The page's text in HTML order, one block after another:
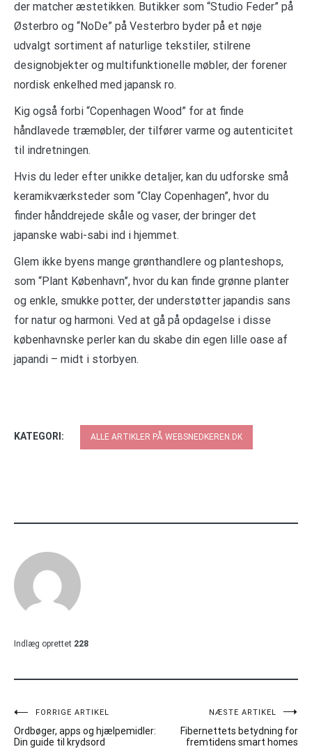
der matcher æstetikken. Butikker som “Studio Feder” på
Østerbro og “NoDe” på Vesterbro byder på et nøje
udvalgt sortiment af naturlige tekstiler, stilrene
designobjekter og multifunktionelle møbler, der forener
nordisk enkelhed med japansk ro.
Kig også forbi “Copenhagen Wood” for at finde
håndlavede træmøbler, der tilfører varme og autenticitet
til indretningen.
Hvis du leder efter unikke detaljer, kan du udforske små
keramikværksteder som “Clay Copenhagen”, hvor du
finder hånddrejede skåle og vaser, der bringer det
japanske wabi-sabi ind i hjemmet.
Glem ikke byens mange grønthandlere og planteshops,
som “Plant København”, hvor du kan finde grønne planter
og enkle, smukke potter, der understøtter japandis sans
for natur og harmoni. Ved at gå på opdagelse i disse
københavnske perler kan du skabe din egen lille oase af
japandi – midt i storbyen.
KATEGORI: ALLE ARTIKLER PÅ WEBSNEDKEREN.DK
Indlæg oprettet 228
Indlægsnavigation
FORRIGE ARTIKEL
Ordbøger, apps og hjælpemidler:
Din guide til krydsord
NÆSTE ARTIKEL
Fibernettets betydning for
fremtidens smart homes